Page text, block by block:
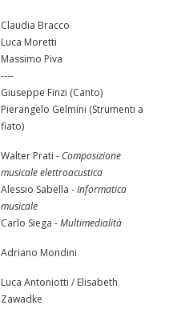
Claudia Bracco
Luca Moretti
Massimo Piva
----
Giuseppe Finzi (Canto)
Pierangelo Gelmini (Strumenti a
fiato)
Walter Prati - Composizione
musicale elettroacustica
Alessio Sabella -Informatica
musicale
Carlo Siega -Multimedialità
Adriano Mondini
Luca Antoniotti / Elisabeth
Zawadke